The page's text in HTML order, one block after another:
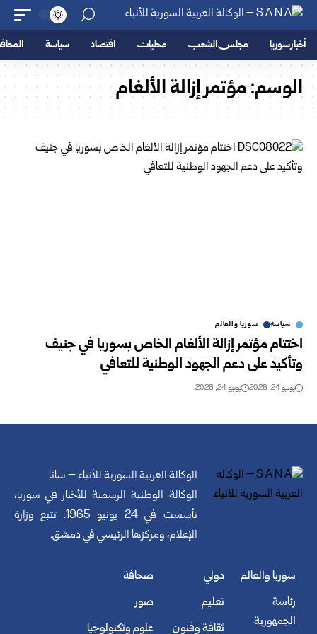
أخبار سوريا مجلس الشعب محليات اقتصاد سياسة
الوسم:مؤتمر إزالة الألغام
سياسة سوريا والعالم
اختتام مؤتمر إزالة الألغام الخاص بسوريا في جنيف
وتأكيد على دعم الجهود الوطنية للتعافي
يونيو 24, 2026 يونيو 24, 2026
الوكالة العربية السورية للأنباء – سانا
الوكالة الوطنية الرسمية للأخبار في سوريا،
تأسست في 24 يونيو 1965. تتبع وزارة
الإعلام، ومركزها الرئيسي في دمشق.
سوريا والعالم
رئاسة
الجمهورية
دولي
تعليم
ثقافة وفنون
صحافة
صور
علوم وتكنولوجيا